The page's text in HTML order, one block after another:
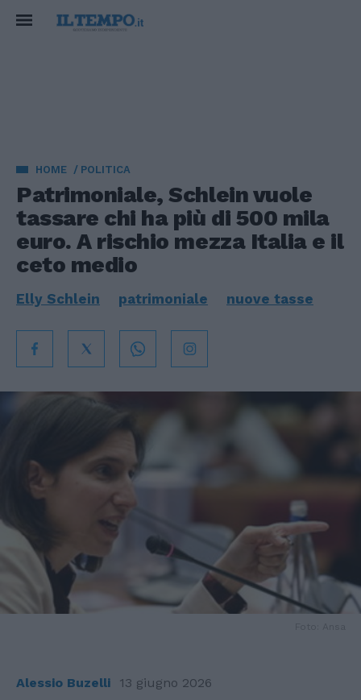
HOME POLITICA
Patrimoniale, Schlein vuole
tassare chi ha più di 500 mila
euro. A rischio mezza Italia e il
ceto medio
Elly Schlein patrimoniale nuove tasse
Alessio Buzelli 13 giugno 2026